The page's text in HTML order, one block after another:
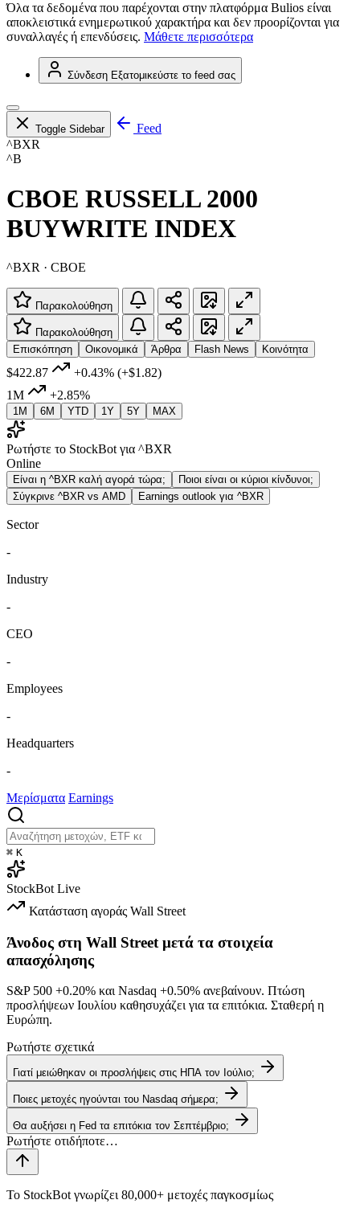
Όλα τα δεδομένα που παρέχονται στην πλατφόρμα Bulios είναι
αποκλειστικά ενημερωτικού χαρακτήρα και δεν προορίζονται για
συναλλαγές ή επενδύσεις. Μάθετε περισσότερα
Σύνδεση Εξατομικεύστε το feed σας
Toggle Sidebar
Feed
^BXR
^B
CBOE RUSSELL 2000
BUYWRITE INDEX
^BXR · CBOE
Παρακολούθηση
Παρακολούθηση
Επισκόπηση
Οικονομικά Άρθρα Flash News Κοινότητα
$422.87 +0.43% (+$1.82)
1M
+2.85%
1M 6M YTD 1Y 5Y MAX
Ρωτήστε το StockBot για ^BXR
Online
Είναι η ^BXR καλή αγορά τώρα;
Ποιοι είναι οι κύριοι κίνδυνοι;
Σύγκρινε ^BXR vs AMD
Earnings outlook για ^BXR
Sector
-
Industry
-
CEO
-
Employees
-
Headquarters
-
Μερίσματα Earnings
⌘ K
StockBot Live
Κατάσταση αγοράς Wall Street
Άνοδος στη Wall Street μετά τα στοιχεία
απασχόλησης
S&P 500 +0.20% και Nasdaq +0.50% ανεβαίνουν. Πτώση
προσλήψεων Ιουλίου καθησυχάζει για τα επιτόκια. Σταθερή η
Ευρώπη.
Ρωτήστε σχετικά
Γιατί μειώθηκαν οι προσλήψεις στις ΗΠΑ τον Ιούλιο;
Ποιες μετοχές ηγούνται του Nasdaq σήμερα;
Θα αυξήσει η Fed τα επιτόκια τον Σεπτέμβριο;
Το StockBot γνωρίζει 80,000+ μετοχές παγκοσμίως